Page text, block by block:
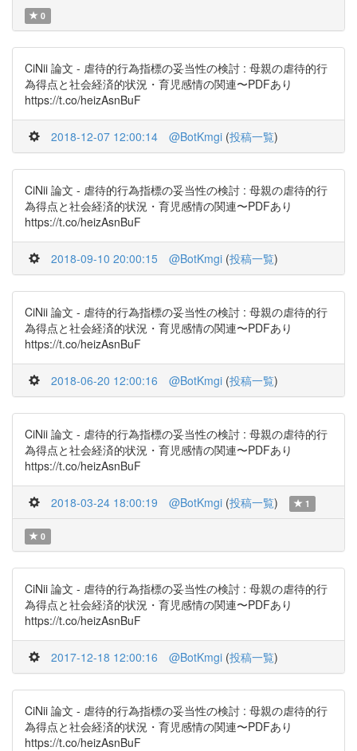
0
CiNii 論文 - 虐待的行為指標の妥当性の検討 : 母親の虐待的行
為得点と社会経済的状況・育児感情の関連〜PDFあり
https://t.co/heizAsnBuF
2018-12-07 12:00:14 @BotKmgi (投稿一覧)
CiNii 論文 - 虐待的行為指標の妥当性の検討 : 母親の虐待的行
為得点と社会経済的状況・育児感情の関連〜PDFあり
https://t.co/heizAsnBuF
2018-09-10 20:00:15 @BotKmgi (投稿一覧)
CiNii 論文 - 虐待的行為指標の妥当性の検討 : 母親の虐待的行
為得点と社会経済的状況・育児感情の関連〜PDFあり
https://t.co/heizAsnBuF
2018-06-20 12:00:16 @BotKmgi (投稿一覧)
CiNii 論文 - 虐待的行為指標の妥当性の検討 : 母親の虐待的行
為得点と社会経済的状況・育児感情の関連〜PDFあり
https://t.co/heizAsnBuF
2018-03-24 18:00:19 @BotKmgi (投稿一覧) 1
0
CiNii 論文 - 虐待的行為指標の妥当性の検討 : 母親の虐待的行
為得点と社会経済的状況・育児感情の関連〜PDFあり
https://t.co/heizAsnBuF
2017-12-18 12:00:16 @BotKmgi (投稿一覧)
CiNii 論文 - 虐待的行為指標の妥当性の検討 : 母親の虐待的行
為得点と社会経済的状況・育児感情の関連〜PDFあり
https://t.co/heizAsnBuF